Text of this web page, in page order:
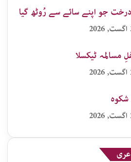
جو اپنے سائے سے رُوٹھ گیا
مسالمہ ٹیکسلا
شکوہ